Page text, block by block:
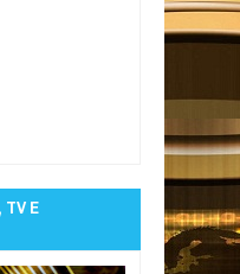
TV E